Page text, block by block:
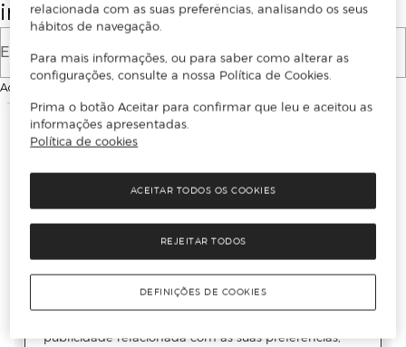
iniciar sessão.
E-mail
Ao continuar, aceitas as
relacionada com as suas preferências, analisando os seus
hábitos de navegação.
Para mais informações, ou para saber como alterar as
configurações, consulte a nossa Política de Cookies.
Prima o botão Aceitar para confirmar que leu e aceitou as
informações apresentadas.
Política de cookies
REJEITAR TODOS
ACEITAR TODOS OS COOKIES
DEFINIÇÕES DE COOKIES